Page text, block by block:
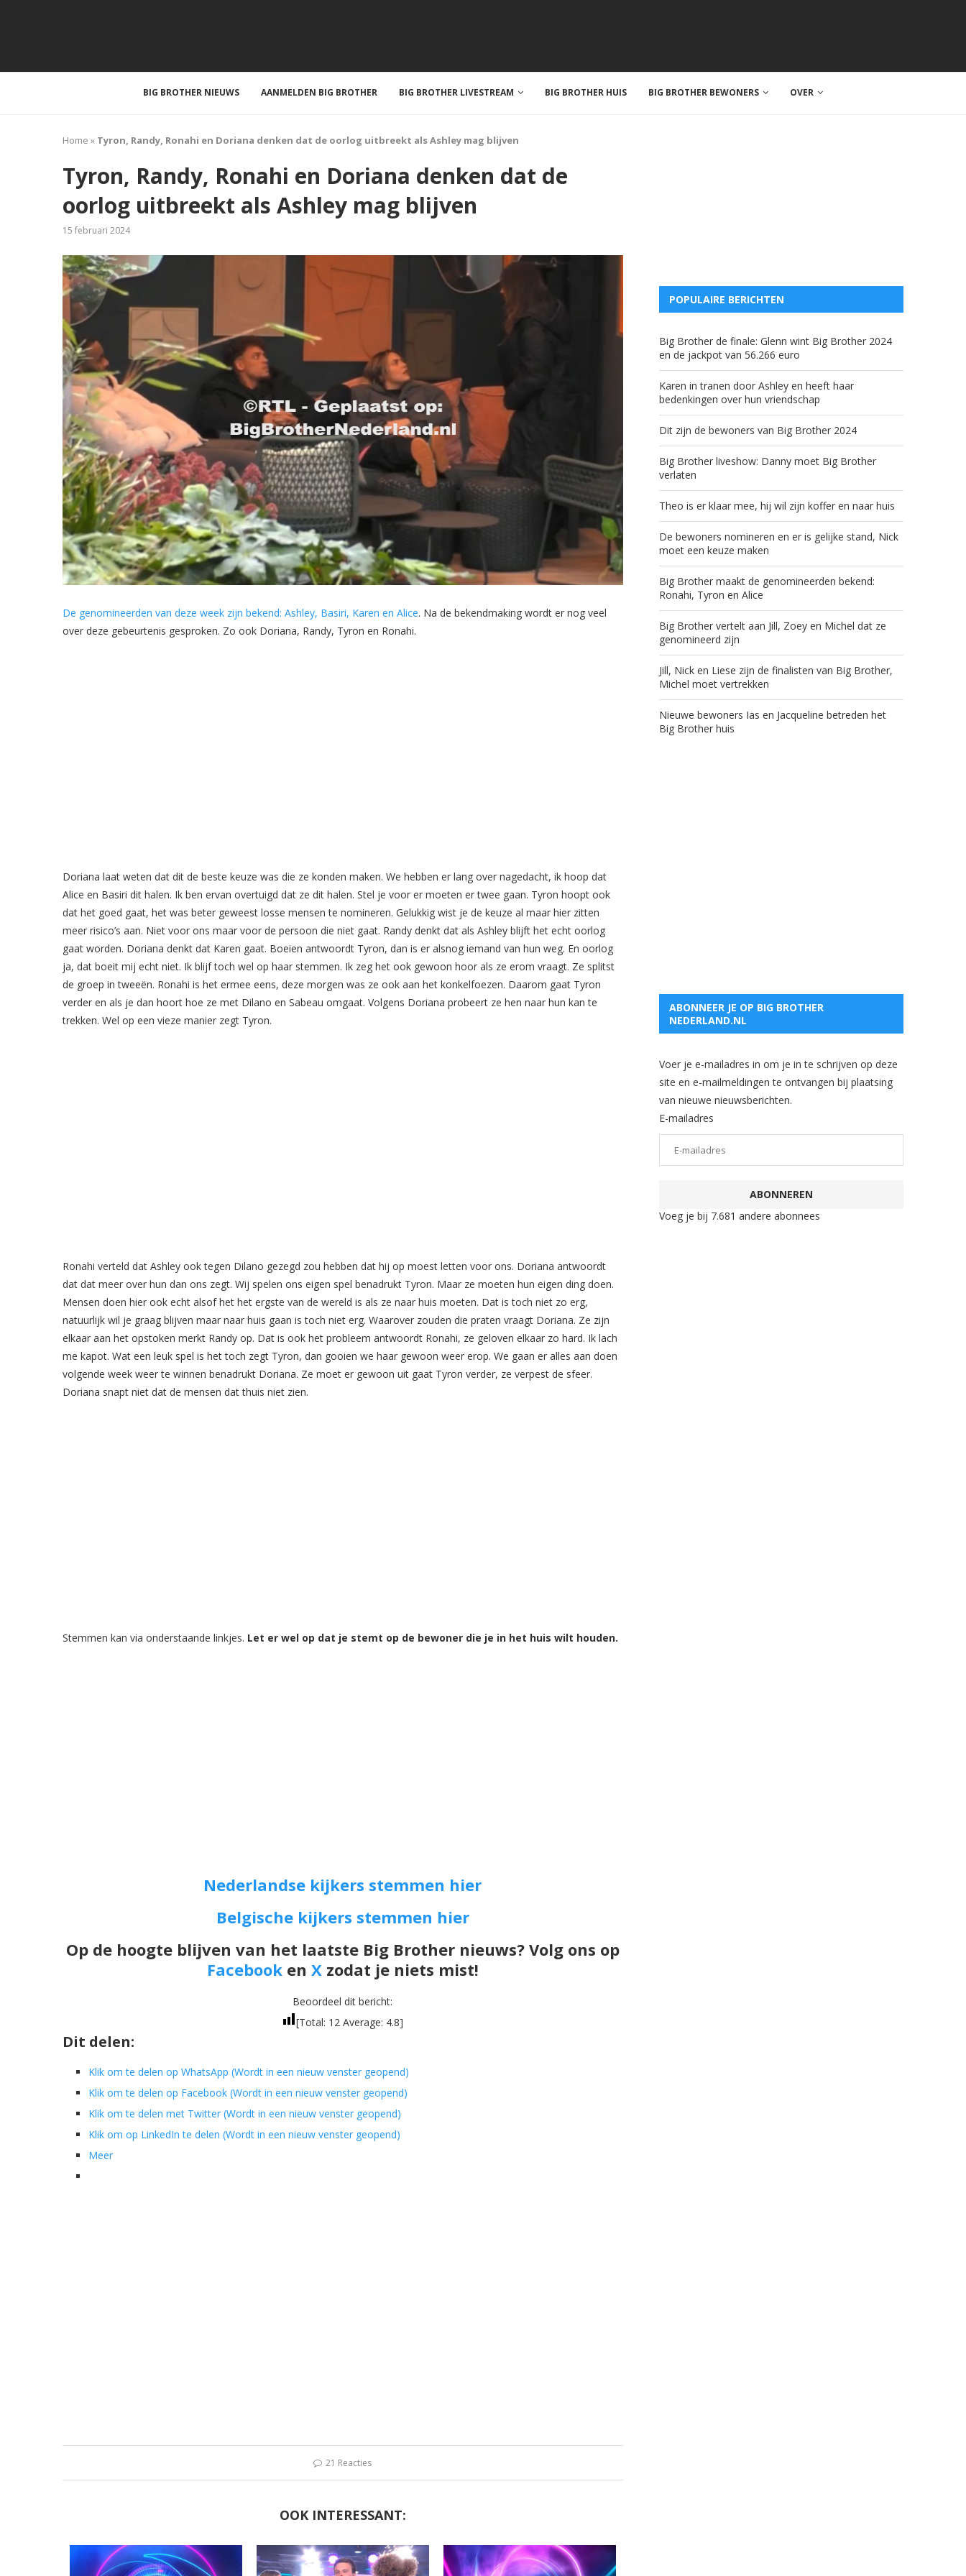
BIG BROTHER NIEUWS AANMELDEN BIG BROTHER BIG BROTHER LIVESTREAM BIG BROTHER HUIS BIG BROTHER BEWONERS OVER
Home » Tyron, Randy, Ronahi en Doriana denken dat de oorlog uitbreekt als Ashley mag blijven
Tyron, Randy, Ronahi en Doriana denken dat de
oorlog uitbreekt als Ashley mag blijven
15 februari 2024
De genomineerden van deze week zijn bekend: Ashley, Basiri, Karen en Alice. Na de bekendmaking wordt er nog veel
over deze gebeurtenis gesproken. Zo ook Doriana, Randy, Tyron en Ronahi.
Doriana laat weten dat dit de beste keuze was die ze konden maken. We hebben er lang over nagedacht, ik hoop dat
Alice en Basiri dit halen. Ik ben ervan overtuigd dat ze dit halen. Stel je voor er moeten er twee gaan. Tyron hoopt ook
dat het goed gaat, het was beter geweest losse mensen te nomineren. Gelukkig wist je de keuze al maar hier zitten
meer risico’s aan. Niet voor ons maar voor de persoon die niet gaat. Randy denkt dat als Ashley blijft het echt oorlog
gaat worden. Doriana denkt dat Karen gaat. Boeien antwoordt Tyron, dan is er alsnog iemand van hun weg. En oorlog
ja, dat boeit mij echt niet. Ik blijf toch wel op haar stemmen. Ik zeg het ook gewoon hoor als ze erom vraagt. Ze splitst
de groep in tweeën. Ronahi is het ermee eens, deze morgen was ze ook aan het konkelfoezen. Daarom gaat Tyron
verder en als je dan hoort hoe ze met Dilano en Sabeau omgaat. Volgens Doriana probeert ze hen naar hun kan te
trekken. Wel op een vieze manier zegt Tyron.
Ronahi verteld dat Ashley ook tegen Dilano gezegd zou hebben dat hij op moest letten voor ons. Doriana antwoordt
dat dat meer over hun dan ons zegt. Wij spelen ons eigen spel benadrukt Tyron. Maar ze moeten hun eigen ding doen.
Mensen doen hier ook echt alsof het het ergste van de wereld is als ze naar huis moeten. Dat is toch niet zo erg,
natuurlijk wil je graag blijven maar naar huis gaan is toch niet erg. Waarover zouden die praten vraagt Doriana. Ze zijn
elkaar aan het opstoken merkt Randy op. Dat is ook het probleem antwoordt Ronahi, ze geloven elkaar zo hard. Ik lach
me kapot. Wat een leuk spel is het toch zegt Tyron, dan gooien we haar gewoon weer erop. We gaan er alles aan doen
volgende week weer te winnen benadrukt Doriana. Ze moet er gewoon uit gaat Tyron verder, ze verpest de sfeer.
Doriana snapt niet dat de mensen dat thuis niet zien.
Stemmen kan via onderstaande linkjes. Let er wel op dat je stemt op de bewoner die je in het huis wilt houden.
Nederlandse kijkers stemmen hier
Belgische kijkers stemmen hier
Op de hoogte blijven van het laatste Big Brother nieuws? Volg ons op
Facebooken Xzodat je niets mist!
Beoordeel dit bericht:
[Total: 12 Average: 4.8]
Dit delen:
Klik om te delen op WhatsApp (Wordt in een nieuw venster geopend)
Klik om te delen op Facebook (Wordt in een nieuw venster geopend)
Klik om te delen met Twitter (Wordt in een nieuw venster geopend)
Klik om op LinkedIn te delen (Wordt in een nieuw venster geopend)
Meer
21 Reacties
OOK INTERESSANT:
POPULAIRE BERICHTEN
Big Brother de finale: Glenn wint Big Brother 2024
en de jackpot van 56.266 euro
Karen in tranen door Ashley en heeft haar
bedenkingen over hun vriendschap
Dit zijn de bewoners van Big Brother 2024
Big Brother liveshow: Danny moet Big Brother
verlaten
Theo is er klaar mee, hij wil zijn koffer en naar huis
De bewoners nomineren en er is gelijke stand, Nick
moet een keuze maken
Big Brother maakt de genomineerden bekend:
Ronahi, Tyron en Alice
Big Brother vertelt aan Jill, Zoey en Michel dat ze
genomineerd zijn
Jill, Nick en Liese zijn de finalisten van Big Brother,
Michel moet vertrekken
Nieuwe bewoners Ias en Jacqueline betreden het
Big Brother huis
ABONNEER JE OP BIG BROTHER
NEDERLAND.NL
Voer je e-mailadres in om je in te schrijven op deze
site en e-mailmeldingen te ontvangen bij plaatsing
van nieuwe nieuwsberichten.
E-mailadres
ABONNEREN
Voeg je bij 7.681 andere abonnees